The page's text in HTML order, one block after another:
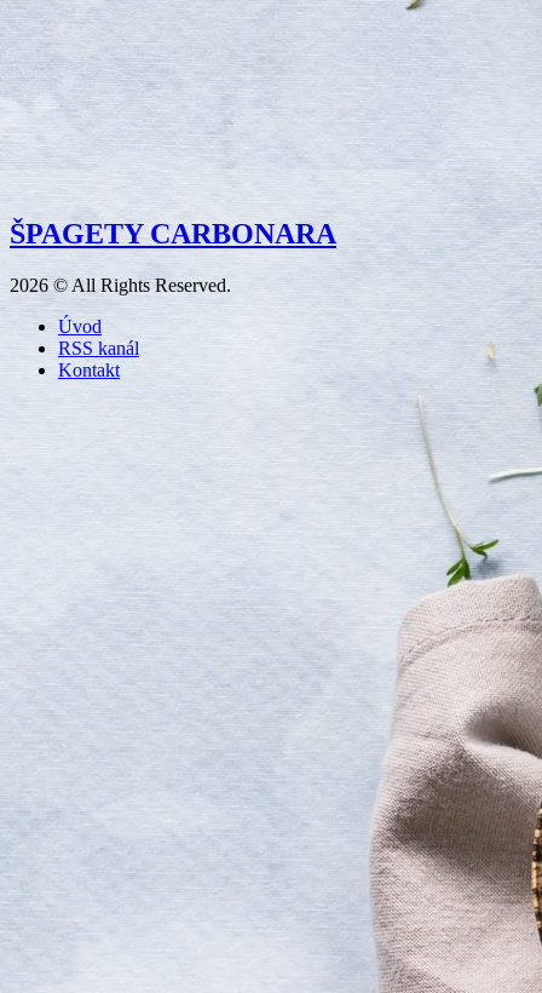
ŠPAGETY CARBONARA
2026 © All Rights Reserved.
Úvod
RSS kanál
Kontakt